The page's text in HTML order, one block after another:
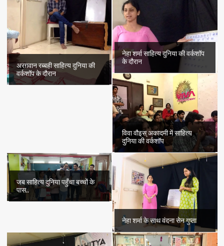
अरग़वान रब्बही साहित्य दुनिया की
वर्कशॉप के दौरान
नेहा शर्मा साहित्य दुनिया की वर्कशॉप
के दौरान
विवा वौइस् अकादमी में साहित्य
दुनिया की वर्कशॉप
जब साहित्य दुनिया पहुँचा बच्चों के
पास..
नेहा शर्मा के साथ वंदना सेन गुप्ता